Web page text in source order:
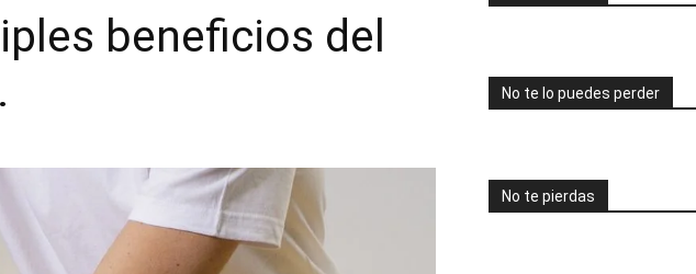
beneficios del
No te lo puedes perder
No te pierdas